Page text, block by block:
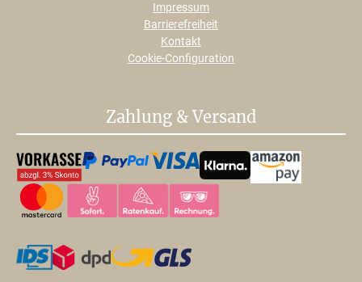
Impressum
Barrierefreiheit
Kontakt
Cookie-Configuration
Zahlung & Versand